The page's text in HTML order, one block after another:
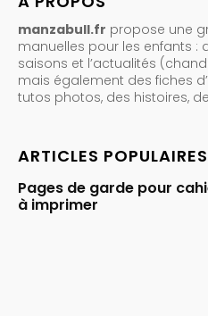
manzabull.fr propose une
manuelles pour les enfants :
saisons et l’actualités
mais également des fiches
tutos photos, des histoires,
ARTICLES POPULAIRES
Pages de garde pour
à imprimer